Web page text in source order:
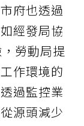
府也透過
經發局協
勞動局提
作環境的
過監控業
源頭減少